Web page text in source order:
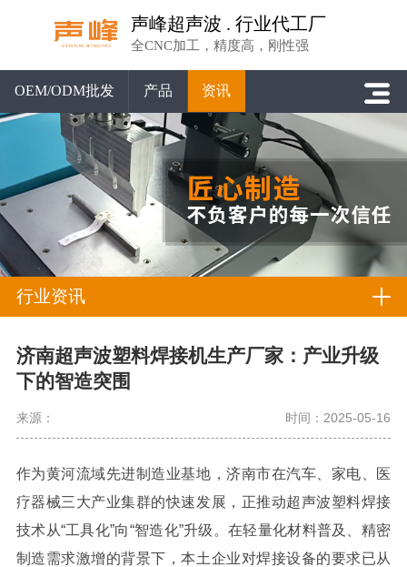
声峰超声波 . 行业代工厂
全CNC加工，精度高，刚性强
OEM/ODM批发 产品 资讯
行业资讯
济南超声波塑料焊接机生产厂家：产业升级
下的智造突围
来源： 时间：2025-05-16
作为黄河流域先进制造业基地，济南市在汽车、家电、医
疗器械三大产业集群的快速发展，正推动超声波塑料焊接
技术从“工具化”向“智造化”升级。在轻量化材料普及、精密
制造需求激增的背景下，本土企业对焊接设备的要求已从